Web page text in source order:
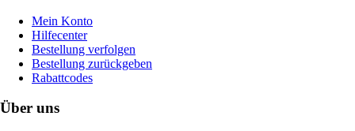
Mein Konto
Hilfecenter
Bestellung verfolgen
Bestellung zurückgeben
Rabattcodes
Über uns